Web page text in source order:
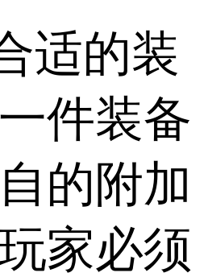
适的装
件装备
的附加
家必须